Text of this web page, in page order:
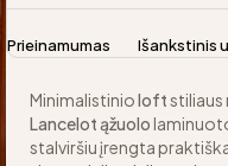
Prieinamumas Išankstinis
Minimalistinioloftstiliaus
Lancelot ąžuolo
stalviršiu įrengta